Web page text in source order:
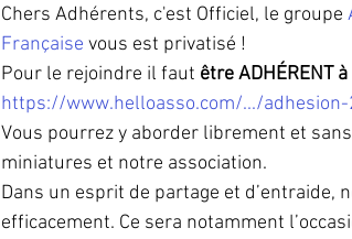
Chers Adhérents, c'est Officiel, le groupe
Française vous est privatisé !
Pour le rejoindre il faut être ADHÉRENT
https://www.helloasso.com/.../
Vous pourrez y aborder librement et
miniatures et notre association.
Dans un esprit de partage et d’entraide,
efficacement. Ce sera notamment